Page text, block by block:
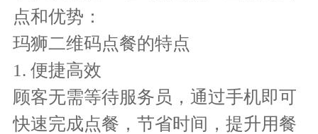
点和优势：
玛狮二维码点餐的特点
1. 便捷高效
顾客无需等待服务员，通过手机即可
快速完成点餐，节省时间，提升用餐